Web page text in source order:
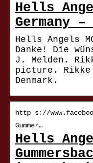
Hells
Germany –
Hells Angels
Danke! Die
J. Melden.
picture. Rikke
Denmark.
http s://
Gummer…
Hells